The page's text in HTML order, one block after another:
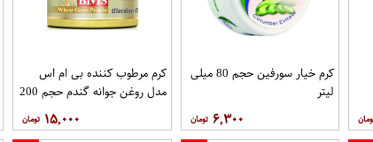
کرم خیار سورفین حجم 80 میلی
لیتر
۶,۳۰۰
کرم مرطوب کننده بی ام اس
مدل روغن جوانه گندم حجم 200
۱۵,۰۰۰